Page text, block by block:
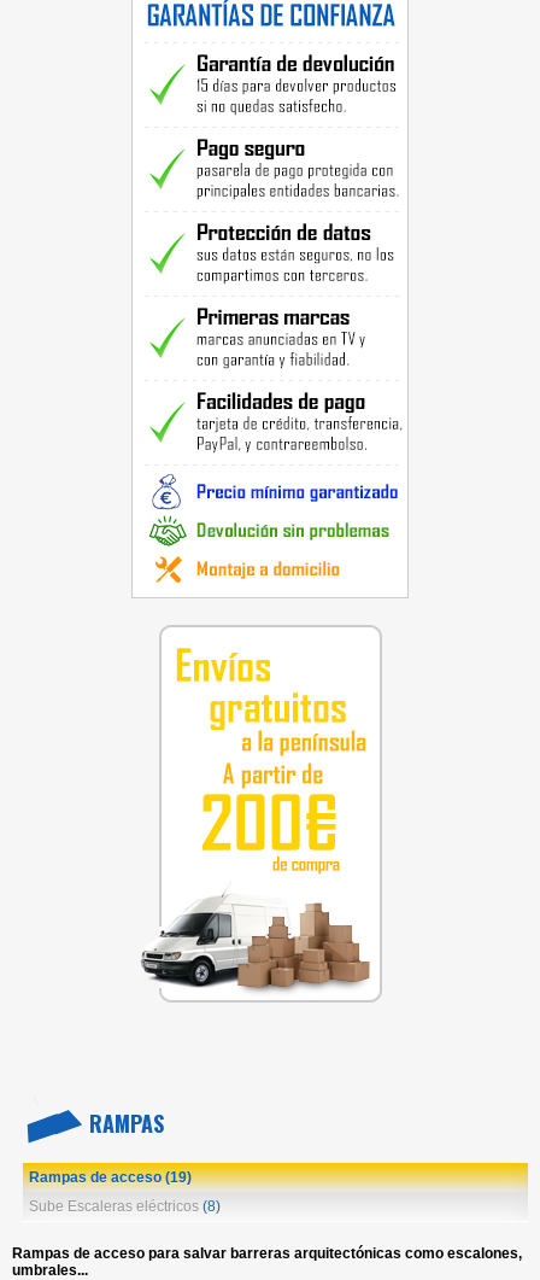
RAMPAS
Rampas de acceso(19)
Sube Escaleras eléctricos (8)
Rampas de acceso para salvar barreras arquitectónicas como escalones,
umbrales...